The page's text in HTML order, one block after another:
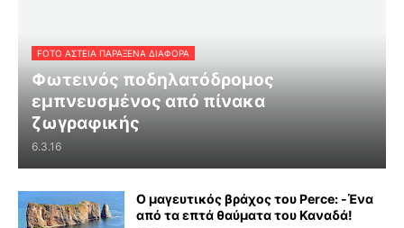
FOTO ΑΣΤΕΙΑ ΠΑΡΑΞΕΝΑ ΔΙΑΦΟΡΑ
Φωτεινός ποδηλατόδρομος
εμπνευσμένος από πίνακα
ζωγραφικής
6.3.16
Ο μαγευτικός βράχος του Perce: -Ένα
από τα επτά θαύματα του Καναδά!